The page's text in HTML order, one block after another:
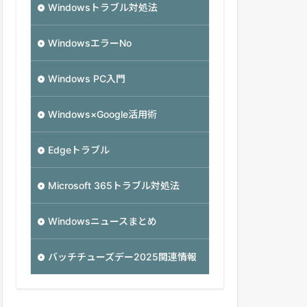
Windowsトラブル対処法
WindowsエラーNo
Windows PC入門
Windows×Google活用術
Edgeトラブル
Microsoft 365トラブル対処法
Windowsニュースまとめ
バッチチューズデー2025関連情報